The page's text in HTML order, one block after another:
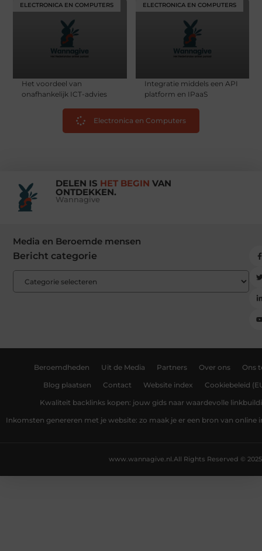
ELECTRONICA EN COMPUTERS
Het voordeel van
onafhankelijk ICT-advies
ELECTRONICA EN COMPUTERS
Integratie middels een API
platform en IPaaS
Electronica en Computers
DELEN IS HET BEGIN VAN
ONTDEKKEN.
Wannagive
Media en Beroemde mensen
Bericht categorie
Beroemdheden Uit de Media Partners Over ons Ons
Blog plaatsen Contact Website index Cookiebeleid
Kwaliteit backlinks kopen: jouw gids naar waardevolle
Inkomsten genereren met je website: zo maak je er een bron van online
All Rights Reserved © 2025
www.wannagive.nl.